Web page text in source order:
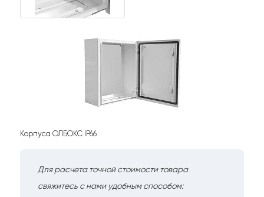
Корпуса ОЛБОКС IP66
Для расчета точной стоимости товара
свяжитесь с нами удобным способом: